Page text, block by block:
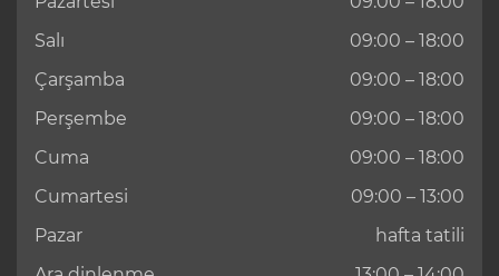
Salı
09:00 – 18:00
Çarşamba
09:00 – 18:00
Perşembe
09:00 – 18:00
Cuma
09:00 – 18:00
Cumartesi
09:00 – 13:00
Pazar
hafta tatili